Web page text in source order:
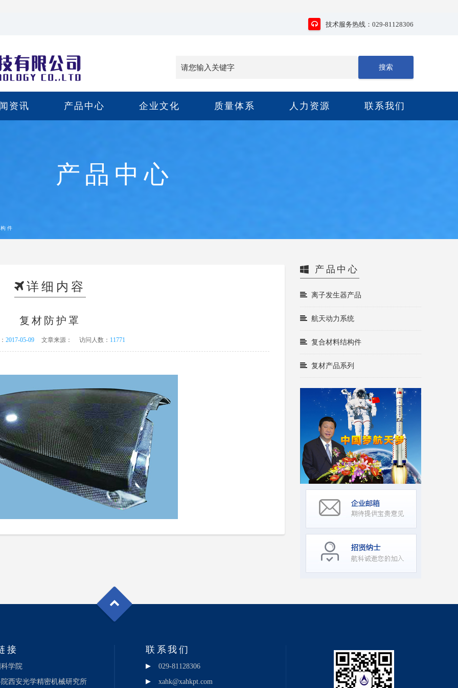
技术服务热线：029-81128306
资讯 产品中心 企业文化 质量体系 人力资源 联系我们
产品中心
件
详细内容
复材防护罩
2017-05-09 文章来源： 访问人数： 11771
产品中心
离子发生器产品
航天动力系统
复合材料结构件
复材产品系列
接
学院
西安光学精密机械研究所
联系我们
029-81128306
xahk@xahkpt.com